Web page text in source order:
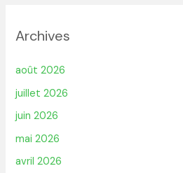
Archives
août 2026
juillet 2026
juin 2026
mai 2026
avril 2026